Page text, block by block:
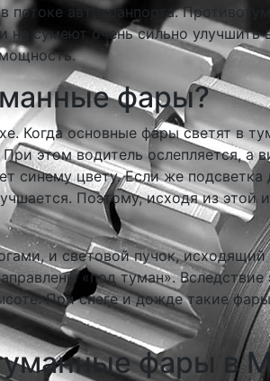
потоке автотранпорта.
не сумеют очень сильно
фары?
Когда основные фары светят в
этом водитель ослепляется,
синему цвету. Если же
Поэтому, исходя из
и световой пучок,
«под туман».
При снеге и дожде такие
фары в